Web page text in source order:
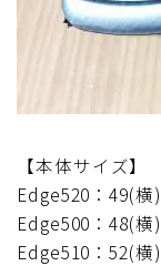
【本体サイズ】
Edge520：49(
Edge500：48(
Edge510：52(